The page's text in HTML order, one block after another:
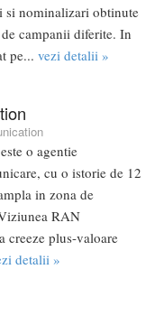
si nominalizari obtinute
campanii diferite. In
pe... vezi detalii »
o agentie
cu o istorie de 12
in zona de
RAN
creeze plus-valoare
detalii »